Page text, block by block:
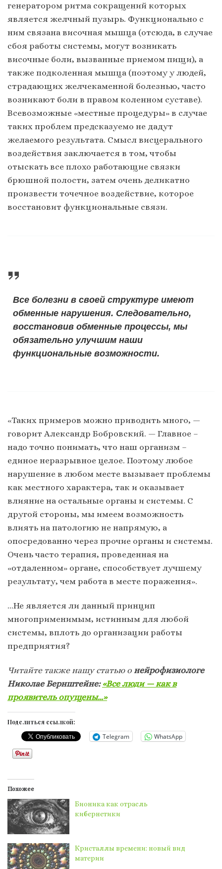
генератором ритма сокращений которых
является желчный пузырь. Функционально с
ним связана височная мышца (отсюда, в случае
сбоя работы системы, могут возникать
височные боли, вызванные приемом пищи), а
также подколенная мышца (поэтому у людей,
страдающих желчекаменной болезнью, часто
возникают боли в правом коленном суставе).
Всевозможные «местные процедуры» в случае
таких проблем предсказуемо не дадут
желаемого результата. Смысл висцерального
воздействия заключается в том, чтобы
отыскать все плохо работающие связки
брюшной полости, затем очень деликатно
произвести точечное воздействие, которое
восстановит функциональные связи.
Все болезни в своей структуре имеют
обменные нарушения. Следовательно,
восстановив обменные процессы, мы
обязательно улучшим наши
функциональные возможности.
«Таких примеров можно приводить много, —
говорит Александр Бобровский. — Главное –
надо точно понимать, что наш организм –
единое неразрывное целое. Поэтому любое
нарушение в любом месте вызывает проблемы
как местного характера, так и оказывает
влияние на остальные органы и системы. С
другой стороны, мы имеем возможность
влиять на патологию не напрямую, а
опосредованно через прочие органы и системы.
Очень часто терапия, проведенная на
«отдаленном» органе, способствует лучшему
результату, чем работа в месте поражения».
…Не является ли данный принцип
многоприменимым, истинным для любой
системы, вплоть до организации работы
предприятия?
Читайте также нашу статью о нейрофизиологе
Николае Бернштейне:«Все люди — как в
проявитель опущены…»
Поделиться ссылкой:
Telegram WhatsApp
Похожее
Бионика как отрасль
кибернетики
Кристаллы времени: новый вид
материи